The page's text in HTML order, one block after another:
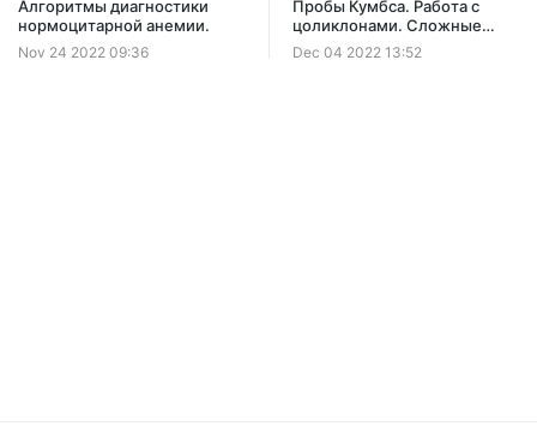
$39 $19.4 per month -50%
Discount applies to the first month only.
Алгоритмы диагностики
нормоцитарной анемии.
Nov 24 2022 09:36
Пробы Кумбса. Работа с
цоликлонами. Сложные
случаи.
Dec 04 2022 13:52